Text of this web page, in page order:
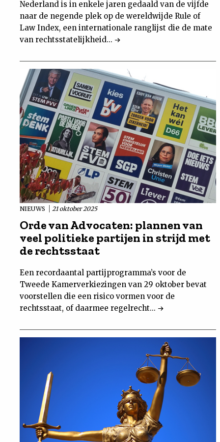
Nederland is in enkele jaren gedaald van de vijfde
naar de negende plek op de wereldwijde Rule of
Law Index, een internationale ranglijst die de mate
van rechtsstatelijkheid...
NIEUWS 21 oktober 2025
Orde van Advocaten: plannen van
veel politieke partijen in strijd met
de rechtsstaat
Een recordaantal partijprogramma’s voor de
Tweede Kamerverkiezingen van 29 oktober bevat
voorstellen die een risico vormen voor de
rechtsstaat, of daarmee regelrecht...